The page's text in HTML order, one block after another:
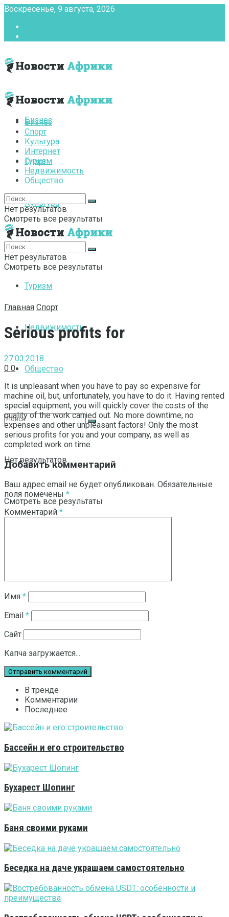
Воскресенье, 9 августа, 2026
Бизнес
Спорт
Культура
Интернет
Туризм
Недвижимость
Общество
Нет результатов
Смотреть все результаты
Бизнес
Спорт
Культура
Интернет
Туризм
Недвижимость
Общество
Нет результатов
Смотреть все результаты
Нет результатов
Смотреть все результаты
Главная Спорт
Serious profits for
27.03.2018
0 0
It is unpleasant when you have to pay so expensive for
machine oil, but, unfortunately, you have to do it. Having rented
special equipment, you will quickly cover the costs of the
quality of the work carried out. No more downtime, no
expenses and other unpleasant factors! Only the most
serious profits for you and your company, as well as
completed work on time.
Добавить комментарий
Ваш адрес email не будет опубликован. Обязательные
поля помечены *
Комментарий *
Имя *
Email *
Сайт
Капча загружается...
В тренде
Комментарии
Последнее
Бассейн и его строительство
Бухарест Шопинг
Баня своими руками
Беседка на даче украшаем самостоятельно